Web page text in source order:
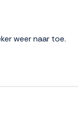
weer naar toe.